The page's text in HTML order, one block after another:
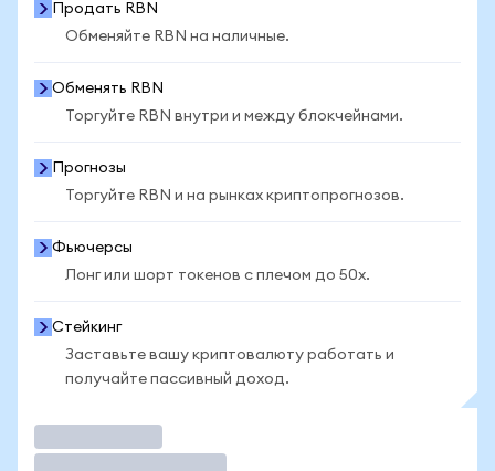
Продать RBN
Обменяйте RBN на наличные.
Обменять RBN
Торгуйте RBN внутри и между блокчейнами.
Прогнозы
Торгуйте RBN и на рынках криптопрогнозов.
Фьючерсы
Лонг или шорт токенов с плечом до 50x.
Стейкинг
Заставьте вашу криптовалюту работать и
получайте пассивный доход.